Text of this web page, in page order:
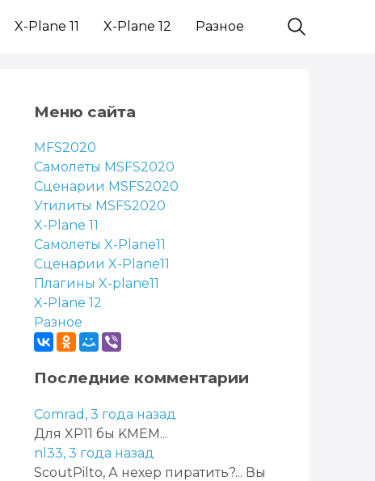
X-Plane 11 X-Plane 12 Разное
Меню сайта
MFS2020
Самолеты MSFS2020
Сценарии MSFS2020
Утилиты MSFS2020
X-Plane 11
Самолеты X-Plane11
Сценарии X-Plane11
Плагины X-plane11
X-Plane 12
Разное
Последние комментарии
Comrad, 3 года назад
Для XP11 бы KMEM...
nl33, 3 года назад
ScoutPilto, А нехер пиратить?... Вы